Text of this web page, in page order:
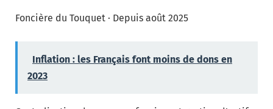
Foncière du Touquet · Depuis août 2025
Inflation : les Français font moins de dons en
2023